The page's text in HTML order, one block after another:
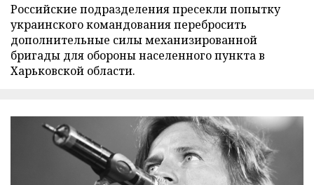
Российские подразделения пресекли попытку
украинского командования перебросить
дополнительные силы механизированной
бригады для обороны населенного пункта в
Харьковской области.